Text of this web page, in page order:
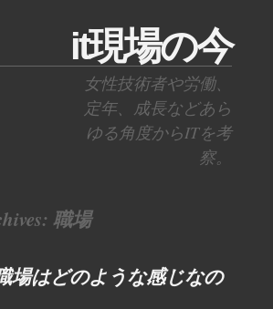
it現場の今
女性技術者や労働、
定年、成長などあら
ゆる角度からITを考
察。
職場
場はどのような感じなの